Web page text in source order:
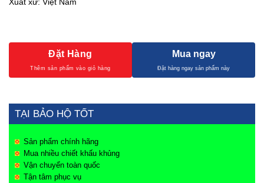
Đặt Hàng Mua ngay
TẠI BẢO HỘ TỐT
Sản phẩm chính hãng
Mua nhiều chiết khấu khủng
Vận chuyển toàn quốc
Tận tâm phục vụ